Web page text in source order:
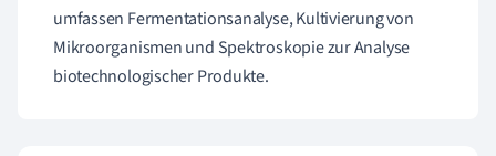
umfassen Fermentationsanalyse, Kultivierung von
Mikroorganismen und Spektroskopie zur Analyse
biotechnologischer Produkte.